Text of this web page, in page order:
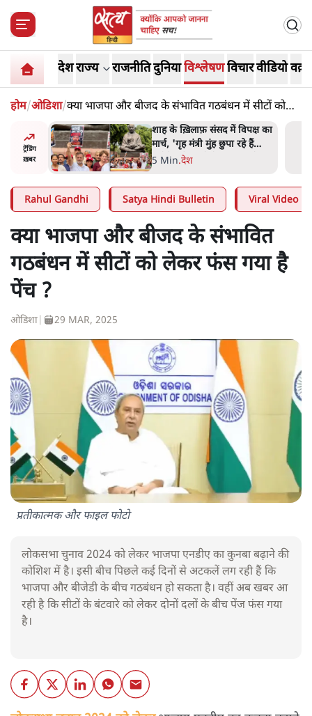
देशराज्य राजनीतिदुनियाविश्लेषणविचारवीडियो
होम/ओडिशा/क्या भाजपा और बीजद के संभावित गठबंधन में सीटों को
लेकर फंस गया है पेंच ?
ट्रेंडिंग
ख़बर
शाह के ख़िलाफ़ संसद में विपक्ष का
मार्च, 'गृह मंत्री मुंह छुपा रहे हैं
क्योंकि वो छात्रों के गुनहगार हैं'
5 Min.देश
Rahul Gandhi Satya Hindi Bulletin Viral Video
क्या भाजपा और बीजद के संभावित
गठबंधन में सीटों को लेकर फंस गया है
पेंच ?
ओडिशा 29 MAR, 2025
प्रतीकात्मक और फाइल फोटो
लोकसभा चुनाव 2024 को लेकर भाजपा एनडीए का कुनबा बढ़ाने की
कोशिश में है। इसी बीच पिछले कई दिनों से अटकलें लग रही हैं कि
भाजपा और बीजेडी के बीच गठबंधन हो सकता है। वहीं अब खबर आ
रही है कि सीटों के बंटवारे को लेकर दोनों दलों के बीच पेंज फंस गया
है।